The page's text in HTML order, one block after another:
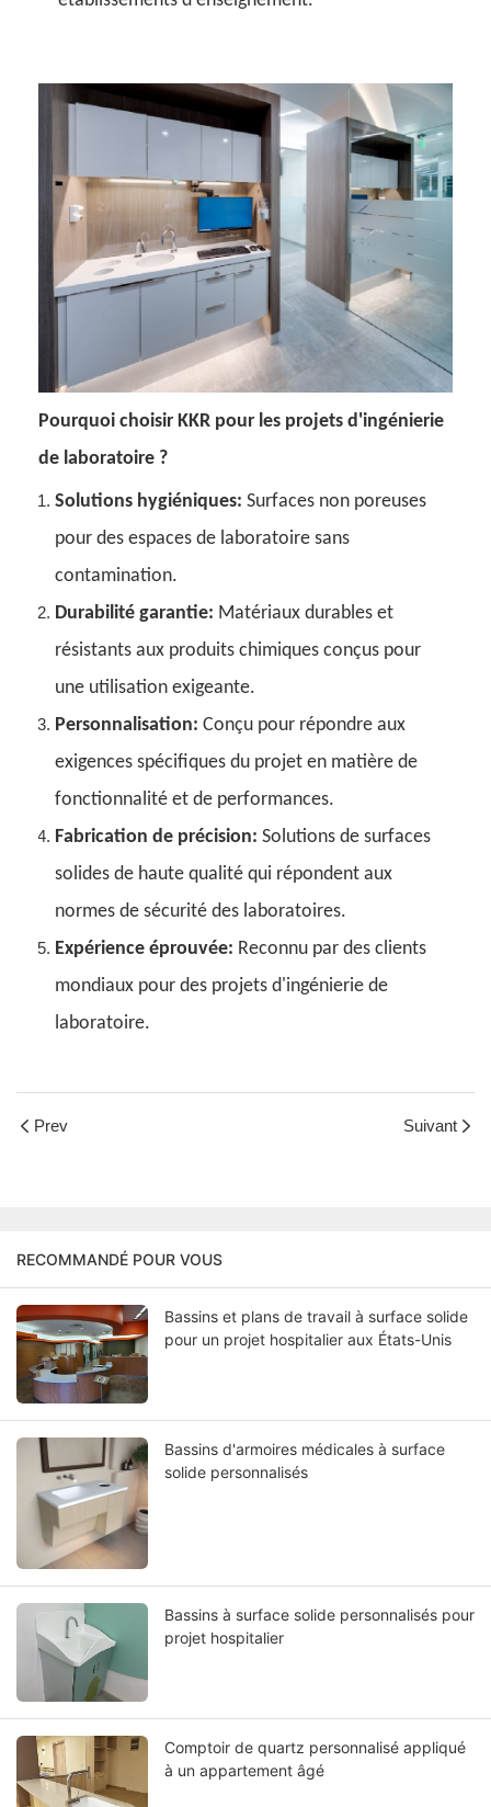
Pourquoi choisir KKR pour les projets d'ingénierie
de laboratoire ?
Solutions hygiéniques: Surfaces non poreuses
pour des espaces de laboratoire sans
contamination.
Durabilité garantie: Matériaux durables et
résistants aux produits chimiques conçus pour
une utilisation exigeante.
Personnalisation: Conçu pour répondre aux
exigences spécifiques du projet en matière de
fonctionnalité et de performances.
Fabrication de précision: Solutions de surfaces
solides de haute qualité qui répondent aux
normes de sécurité des laboratoires.
Expérience éprouvée: Reconnu par des clients
mondiaux pour des projets d'ingénierie de
laboratoire.
Prev Suivant
RECOMMANDÉ POUR VOUS
Bassins et plans de travail à surface solide
pour un projet hospitalier aux États-Unis
Bassins d'armoires médicales à surface
solide personnalisés
Bassins à surface solide personnalisés pour
projet hospitalier
Comptoir de quartz personnalisé appliqué
à un appartement âgé